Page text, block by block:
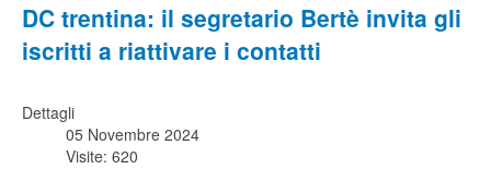
DC trentina: il segretario Bertè invita gli
iscritti a riattivare i contatti
Dettagli
05 Novembre 2024
Visite: 620